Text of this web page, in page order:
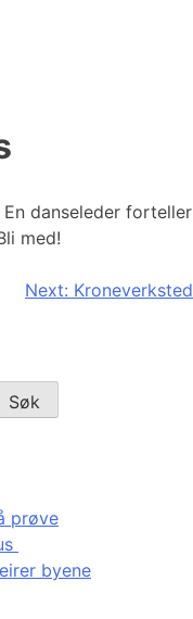
danseleder forteller
med!
Next: Kroneverksted
Søk
prøve
byene